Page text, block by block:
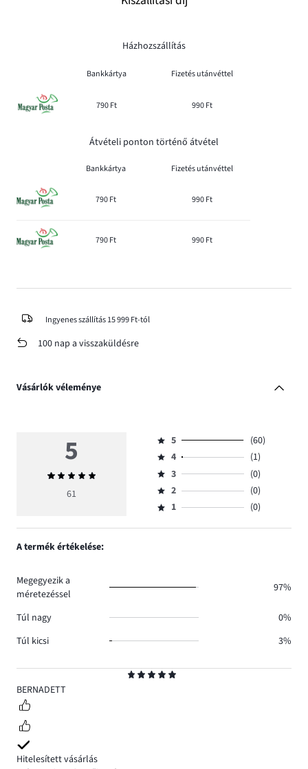
Házhozszállítás
Bankkártya Fizetés utánvéttel
790 Ft 990 Ft
Átvételi ponton történő átvétel
Bankkártya Fizetés utánvéttel
790 Ft 990 Ft
790 Ft 990 Ft
Ingyenes szállítás 15 999 Ft-tól
100 nap a visszaküldésre
Vásárlók véleménye
5
BERNADETT
Hitelesített vásárlás
5
Átlagos
értékelés
61
Osztályzat
5,
szavazatok
száma
60.
5
(60)
Osztályzat
4,
szavazatok
száma
4
(1)
Osztályzat
3,
szavazatok
3
(0)
Osztályzat
2,
2
(0)
Osztályzat
1,
1 (0)
A termék értékelése:
Megegyezik a
méretezéssel
97%
Túl nagy
0%
Túl kicsi
3%